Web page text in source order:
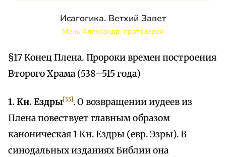
Исагогика. Ветхий Завет
Мень Александр, протоиерей
§17 Конец Плена. Пророки времен построения
Второго Храма (538–515 года)
1. Кн. Ездры[33]. О возвращении иудеев из
Плена повествует главным образом
каноническая 1 Кн. Ездры (евр. Эзры). В
синодальных изданиях Библии она